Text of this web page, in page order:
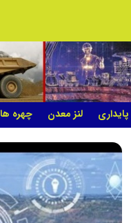
لنز معدن چهره ها